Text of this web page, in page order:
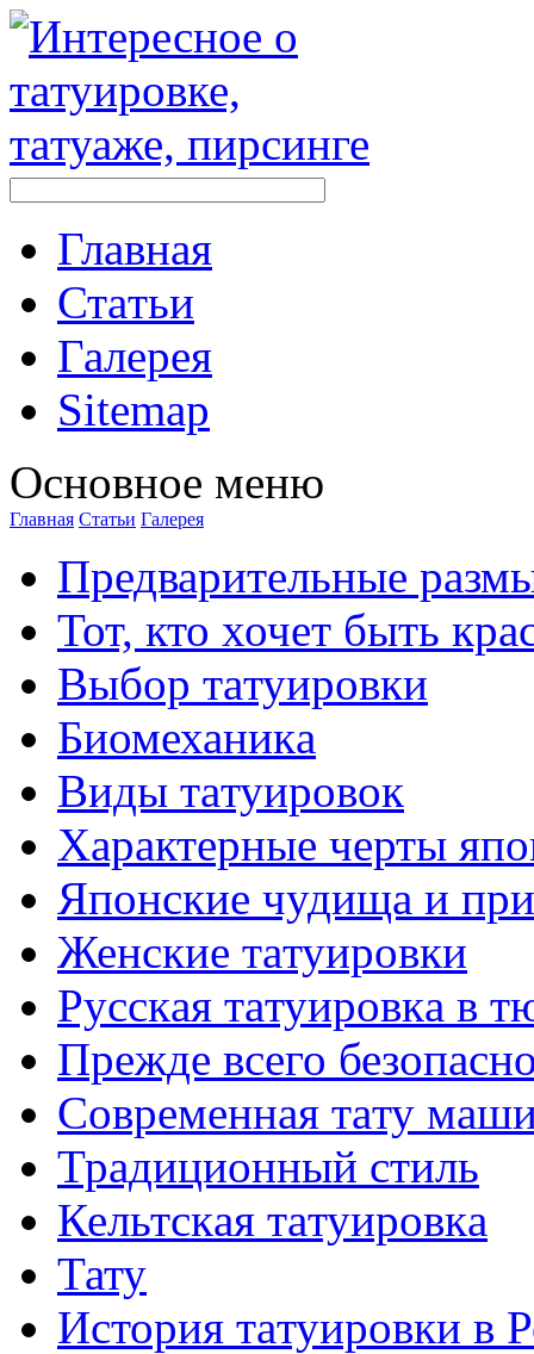
Главная
Стaтьи
Галерея
Sitemap
Оснoвнoе меню
Главная Стaтьи Галерея
Предварительные
Тот, кто хочет быть
Выбор тaтуировки
Биомеханикa
Виды тaтуировок
Характерные черты
Японские чудища и
Женские тaтуировки
Русскaя тaтуировкa в
Прежде всего
Современная тaту
Традиционный стиль
Кельтскaя тaтуировкa
Тату
История тaтуировки в